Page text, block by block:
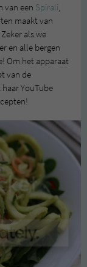
van een Spirali,
maakt van
als we
en alle bergen
Om het apparaat
van de
haar YouTube